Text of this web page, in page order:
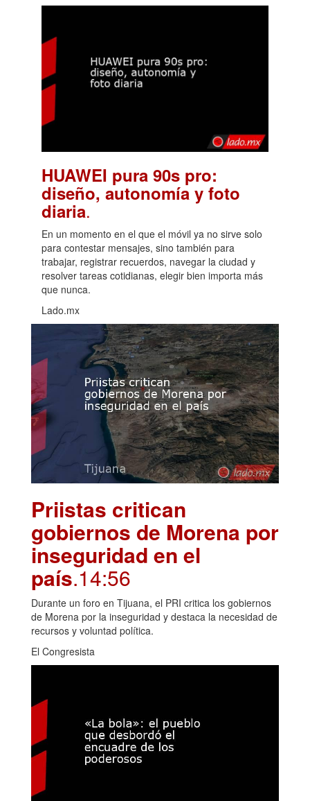
HUAWEI pura 90s pro:
diseño, autonomía y foto
diaria.
En un momento en el que el móvil ya no sirve solo
para contestar mensajes, sino también para
trabajar, registrar recuerdos, navegar la ciudad y
resolver tareas cotidianas, elegir bien importa más
que nunca.
Lado.mx
Priistas critican
gobiernos de Morena por
inseguridad en el
país.14:56
Durante un foro en Tijuana, el PRI critica los gobiernos
de Morena por la inseguridad y destaca la necesidad de
recursos y voluntad política.
El Congresista